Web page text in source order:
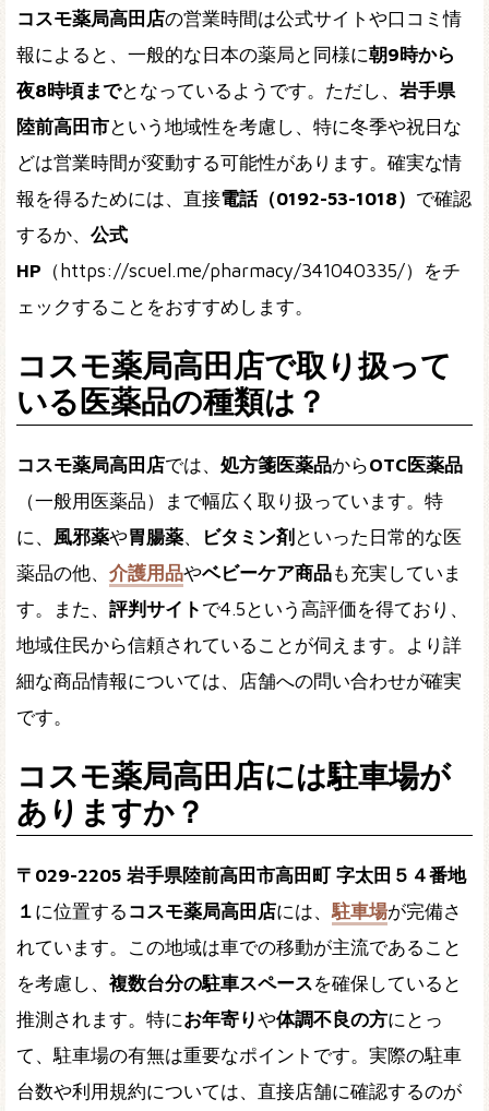
コスモ薬局高田店の営業時間は公式サイトや口コミ情
報によると、一般的な日本の薬局と同様に朝9時から
夜8時頃までとなっているようです。ただし、 岩手県
陸前高田市という地域性を考慮し、特に冬季や祝日な
どは営業時間が変動する可能性があります。確実な情
報を得るためには、直接電話（0192-53-1018） で確認
するか、 公式
HP （https://scuel.me/pharmacy/341040335/）をチ
ェックすることをおすすめします。
コスモ薬局高田店で取り扱って
いる医薬品の種類は？
コスモ薬局高田店では、 処方箋医薬品からOTC医薬品
（一般用医薬品）まで幅広く取り扱っています。特
に、 風邪薬や胃腸薬、 ビタミン剤 といった日常的な医
薬品の他、 介護用品やベビーケア商品も充実していま
す。また、 評判サイト で4.5という高評価を得ており、
地域住民から信頼されていることが伺えます。より詳
細な商品情報については、店舗への問い合わせが確実
です。
コスモ薬局高田店には駐車場が
ありますか？
〒029-2205 岩手県陸前高田市高田町 字太田５４番地
１ に位置する コスモ薬局高田店には、駐車場が完備さ
れています。この地域は車での移動が主流であること
を考慮し、 複数台分の駐車スペースを確保していると
推測されます。特にお年寄りや体調不良の方にとっ
て、駐車場の有無は重要なポイントです。実際の駐車
台数や利用規約については、直接店舗に確認するのが